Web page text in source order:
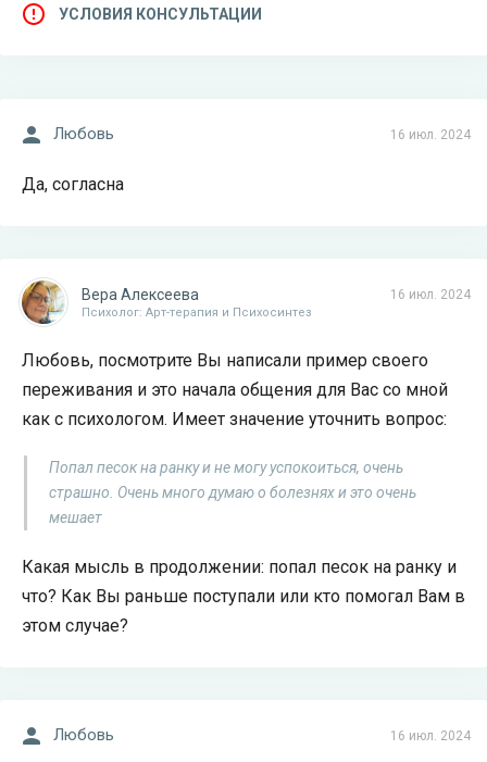
УСЛОВИЯ КОНСУЛЬТАЦИИ
16 июл. 2024
Любовь
Да, согласна
16 июл. 2024
Вера Алексеева
Психолог: Арт-терапия и Психосинтез
Любовь, посмотрите Вы написали пример своего
переживания и это начала общения для Вас со мной
как с психологом. Имеет значение уточнить вопрос:
Попал песок на ранку и не могу успокоиться, очень
страшно. Очень много думаю о болезнях и это очень
мешает
Какая мысль в продолжении: попал песок на ранку и
что? Как Вы раньше поступали или кто помогал Вам в
этом случае?
16 июл. 2024
Любовь